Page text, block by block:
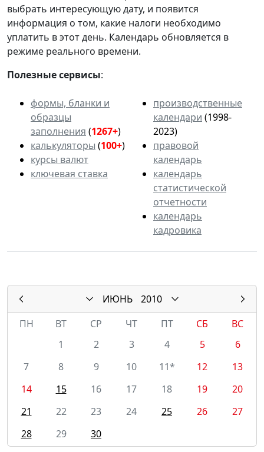
выбрать интересующую дату, и появится
информация о том, какие налоги необходимо
уплатить в этот день. Календарь обновляется в
режиме реального времени.
Полезные сервисы:
формы, бланки и
образцы
заполнения (1267+)
калькуляторы (100+)
курсы валют
ключевая ставка
производственные
календари (1998-
2023)
правовой
календарь
календарь
статистической
отчетности
календарь
кадровика
ИЮНЬ
2010
ПН
ВТ СР ЧТ ПТ СБ
ВС
1
2 3 4 5
6
7
8 9 10 11* 12
13
14
15 16 17 18 19
20
21
22 23 24 25 26
27
28
29 30